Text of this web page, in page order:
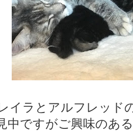
イラとアルフレッド
中ですがご興味のあ